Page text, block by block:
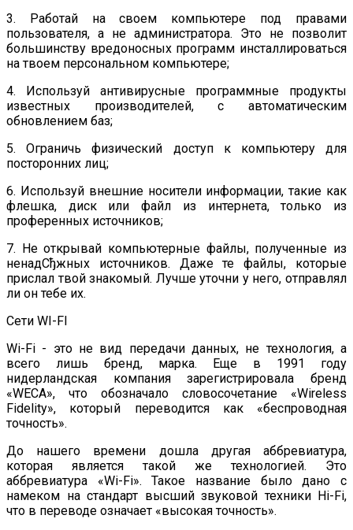
3. Работай на своем компьютере под правами
пользователя, а не администратора. Это не позволит
большинству вредоносных программ инсталлироваться
на твоем персональном компьютере;
4. Используй антивирусные программные продукты
известных производителей, с автоматическим
обновлением баз;
5. Ограничь физический доступ к компьютеру для
посторонних лиц;
6. Используй внешние носители информации, такие как
флешка, диск или файл из интернета, только из
проференных источников;
7. Не открывай компьютерные файлы, полученные из
ненадСђжных источников. Даже те файлы, которые
прислал твой знакомый. Лучше уточни у него, отправлял
ли он тебе их.
Сети WI-FI
Wi-Fi - это не вид передачи данных, не технология, а
всего лишь бренд, марка. Еще в 1991 году
нидерландская компания зарегистрировала бренд
«WECA», что обозначало словосочетание «Wireless
Fidelity», который переводится как «беспроводная
точность».
До нашего времени дошла другая аббревиатура,
которая является такой же технологией. Это
аббревиатура «Wi-Fi». Такое название было дано с
намеком на стандарт высший звуковой техники Hi-Fi,
что в переводе означает «высокая точность».